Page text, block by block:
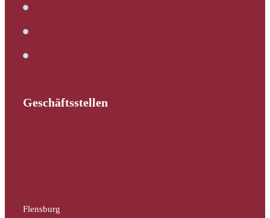
Geschäftsstellen
Flensburg